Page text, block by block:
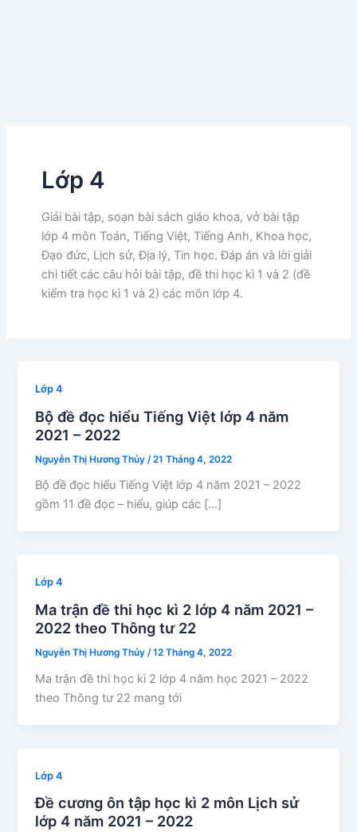
Lớp 4
Giải bài tập, soạn bài sách giáo khoa, vở bài tập
lớp 4 môn Toán, Tiếng Việt, Tiếng Anh, Khoa học,
Đạo đức, Lịch sử, Địa lý, Tin học. Đáp án và lời giải
chi tiết các câu hỏi bài tập, đề thi học kì 1 và 2 (đề
kiểm tra học kì 1 và 2) các môn lớp 4.
Lớp 4
Bộ đề đọc hiểu Tiếng Việt lớp 4 năm
2021 – 2022
Nguyễn Thị Hương Thủy /21 Tháng 4, 2022
Bộ đề đọc hiểu Tiếng Việt lớp 4 năm 2021 – 2022
gồm 11 đề đọc – hiểu, giúp các […]
Lớp 4
Ma trận đề thi học kì 2 lớp 4 năm 2021 –
2022 theo Thông tư 22
Nguyễn Thị Hương Thủy/12 Tháng 4, 2022
Ma trận đề thi học kì 2 lớp 4 năm học 2021 – 2022
theo Thông tư 22 mang tới
Lớp 4
Đề cương ôn tập học kì 2 môn Lịch sử
lớp 4 năm 2021 – 2022